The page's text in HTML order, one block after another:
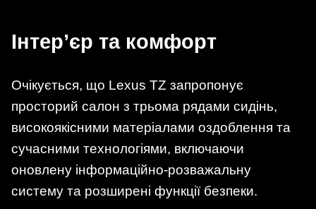
Інтер’єр та комфорт
Очікується, що Lexus TZ запропонує
просторий салон з трьома рядами сидінь,
високоякісними матеріалами оздоблення та
сучасними технологіями, включаючи
оновлену інформаційно-розважальну
систему та розширені функції безпеки.